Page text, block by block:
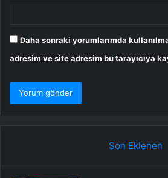
Daha sonraki yorumlarımda
adresim ve site adresim bu tarayıcıya
Son Eklenen